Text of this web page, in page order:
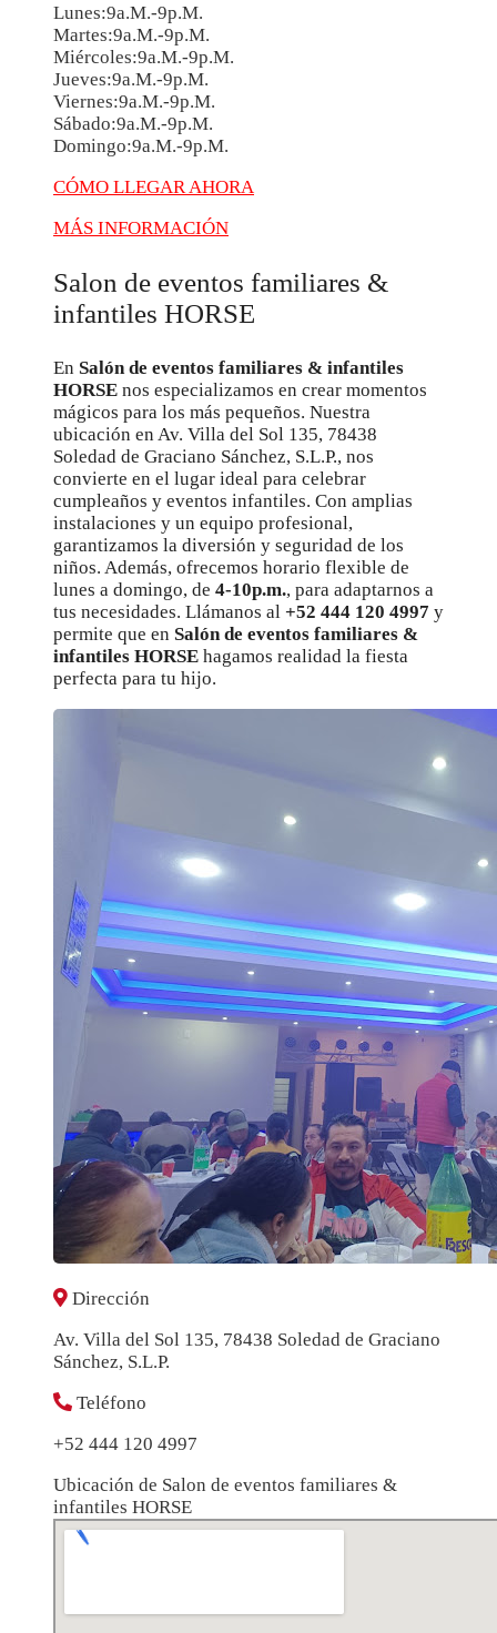
Lunes:9a.m.-9p.m.
Martes:9a.m.-9p.m.
Miércoles:9a.m.-9p.m.
Jueves:9a.m.-9p.m.
Viernes:9a.m.-9p.m.
Sábado:9a.m.-9p.m.
Domingo:9a.m.-9p.m.
CÓMO LLEGAR AHORA
MÁS INFORMACIÓN
Salon de eventos familiares &
infantiles HORSE
En Salón de eventos familiares & infantiles
HORSE nos especializamos en crear momentos
mágicos para los más pequeños. Nuestra
ubicación en Av. Villa del Sol 135, 78438
Soledad de Graciano Sánchez, S.L.P., nos
convierte en el lugar ideal para celebrar
cumpleaños y eventos infantiles. Con amplias
instalaciones y un equipo profesional,
garantizamos la diversión y seguridad de los
niños. Además, ofrecemos horario flexible de
lunes a domingo, de 4-10p.m., para adaptarnos a
tus necesidades. Llámanos al +52 444 120 4997 y
permite que en Salón de eventos familiares &
infantiles HORSE hagamos realidad la fiesta
perfecta para tu hijo.
Dirección
Av. Villa del Sol 135, 78438 Soledad de Graciano
Sánchez, S.L.P.
Teléfono
+52 444 120 4997
Ubicación de Salon de eventos familiares &
infantiles HORSE